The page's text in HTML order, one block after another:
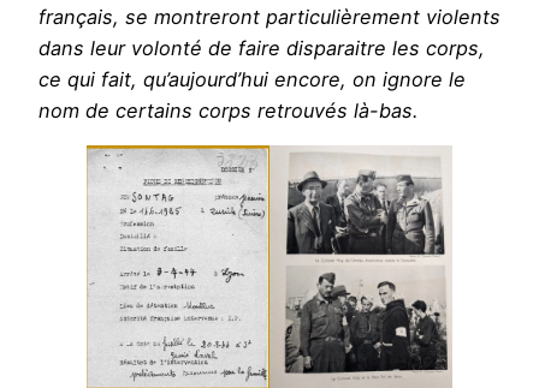
français, se montreront particulièrement violents
dans leur volonté de faire disparaitre les corps,
ce qui fait, qu’aujourd’hui encore, on ignore le
nom de certains corps retrouvés là-bas.